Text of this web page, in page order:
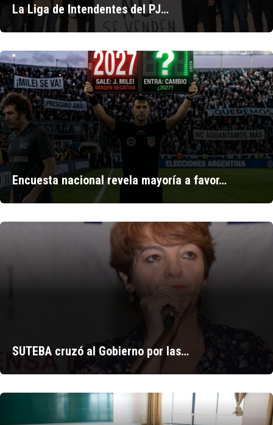
La Liga de Intendentes del PJ…
Encuesta nacional revela mayoría a favor…
SUTEBA cruzó al Gobierno por las…